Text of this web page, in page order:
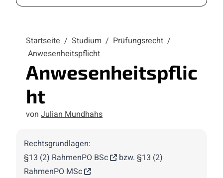
Startseite / Studium / Prüfungsrecht /
Anwesenheitspflicht
Anwesenheitspflic
ht
von Julian Mundhahs
Rechtsgrundlagen:
§13 (2) RahmenPO BSc
bzw. §13 (2)
RahmenPO MSc